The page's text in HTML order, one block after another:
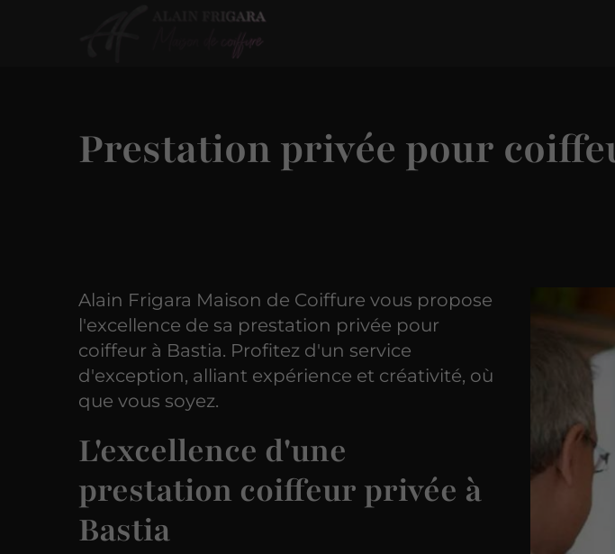
Prestation privée pour
Alain Frigara Maison de Coiffure vous propose
l'excellence de sa prestation privée pour
coiffeur à Bastia. Profitez d'un service
d'exception, alliant expérience et créativité, où
que vous soyez.
L'excellence d'une
prestation coiffeur privée à
Bastia